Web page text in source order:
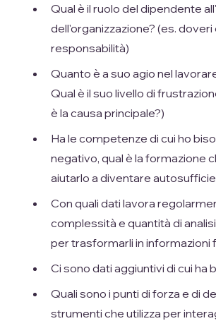
Qual è il ruolo del dipendente
dell'organizzazione? (es. doveri
responsabilità)
Quanto è a suo agio nel
Qual è il suo livello di
è la causa principale?)
Ha le competenze di cui ho
negativo, qual è la formazione
aiutarlo a diventare
Con quali dati lavora
complessità e quantità di
per trasformarli in informazioni
Ci sono dati aggiuntivi di cui ha
Quali sono i punti di forza e di
strumenti che utilizza per